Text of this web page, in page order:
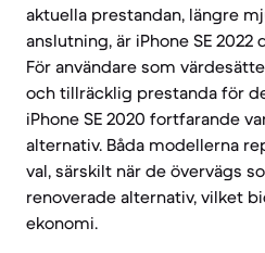
aktuella prestandan, längre
anslutning, är iPhone SE
För användare som
och tillräcklig prestanda för
iPhone SE 2020 fortfarande
alternativ. Båda modellerna
val, särskilt när de övervägs
renoverade alternativ, vilket
ekonomi.